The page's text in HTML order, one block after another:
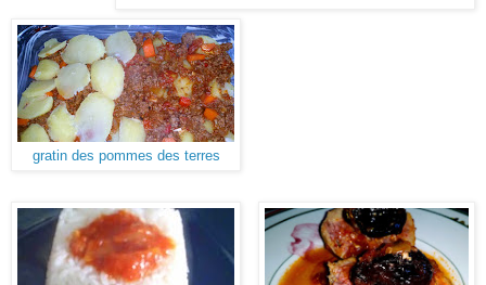
gratin des pommes des terres